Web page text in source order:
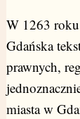
W 1263 roku
Gdańska
prawnych,
miasta w